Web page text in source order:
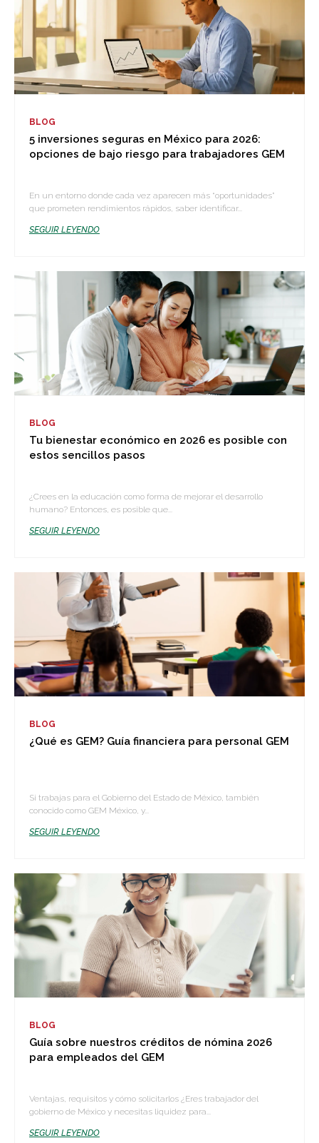
BLOG
5 inversiones seguras en México para 2026:
opciones de bajo riesgo para trabajadores GEM
En un entorno donde cada vez aparecen más “oportunidades”
que prometen rendimientos rápidos, saber identificar...
SEGUIR LEYENDO
BLOG
Tu bienestar económico en 2026 es posible con
estos sencillos pasos
¿Crees en la educación como forma de mejorar el desarrollo
humano? Entonces, es posible que...
SEGUIR LEYENDO
BLOG
¿Qué es GEM? Guía financiera para personal GEM
Si trabajas para el Gobierno del Estado de México, también
conocido como GEM México, y...
SEGUIR LEYENDO
BLOG
Guía sobre nuestros créditos de nómina 2026
para empleados del GEM
Ventajas, requisitos y cómo solicitarlos ¿Eres trabajador del
gobierno de México y necesitas liquidez para...
SEGUIR LEYENDO